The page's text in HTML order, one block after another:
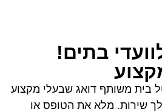
בתים!
בית משותף דואג שבעלי מקצוע
לך שירות. מלא את הטופס אולחץ